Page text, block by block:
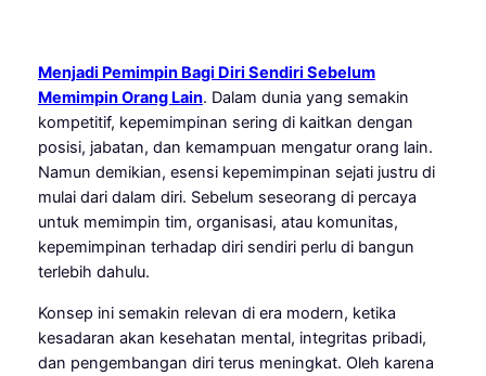
Menjadi Pemimpin Bagi Diri Sendiri Sebelum
Memimpin Orang Lain. Dalam dunia yang semakin
kompetitif, kepemimpinan sering di kaitkan dengan
posisi, jabatan, dan kemampuan mengatur orang lain.
Namun demikian, esensi kepemimpinan sejati justru di
mulai dari dalam diri. Sebelum seseorang di percaya
untuk memimpin tim, organisasi, atau komunitas,
kepemimpinan terhadap diri sendiri perlu di bangun
terlebih dahulu.
Konsep ini semakin relevan di era modern, ketika
kesadaran akan kesehatan mental, integritas pribadi,
dan pengembangan diri terus meningkat. Oleh karena